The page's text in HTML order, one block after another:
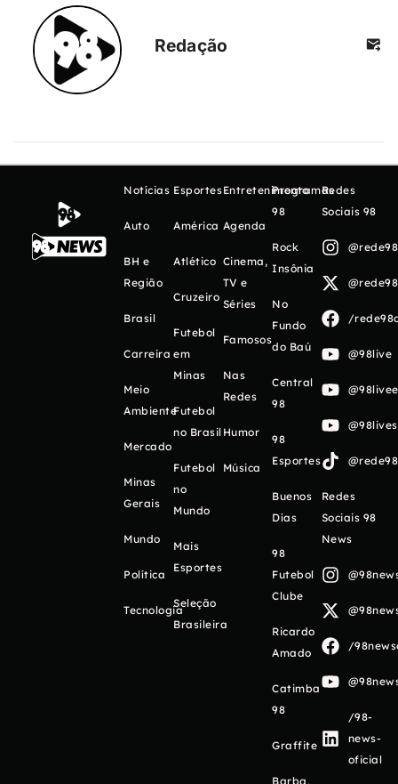
Redação
Notícias
Auto
BH e
Região
Brasil
Carreira
Meio
Ambiente
Mercado
Minas
Gerais
Mundo
Política
Tecnologia
Esportes
América
Atlético
Cruzeiro
Futebol
em
Minas
Futebol
no Brasil
Futebol
no
Mundo
Mais
Esportes
Seleção
Brasileira
Entretenimento
Agenda
Cinema,
TV e
Séries
Famosos
Nas
Redes
Humor
Música
Programas
98
Rock
Insônia
No
Fundo
do Baú
Central
98
98
Esportes
Buenos
Días
98
Futebol
Clube
Ricardo
Amado
Catimba
98
Graffite
Barba,
Redes
Sociais 98
/
@98live
Redes
Sociais 98
News
/
/98-
news-
oficial